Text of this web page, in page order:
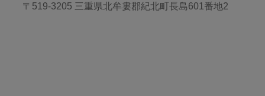
〒519-3205 三重県北牟婁郡紀北町長島601番地2